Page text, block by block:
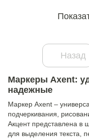
Назад
Маркеры Axent:
надежные
Маркер Axent –
подчеркивания,
Акцент представлена ​​в
для выделения текста,